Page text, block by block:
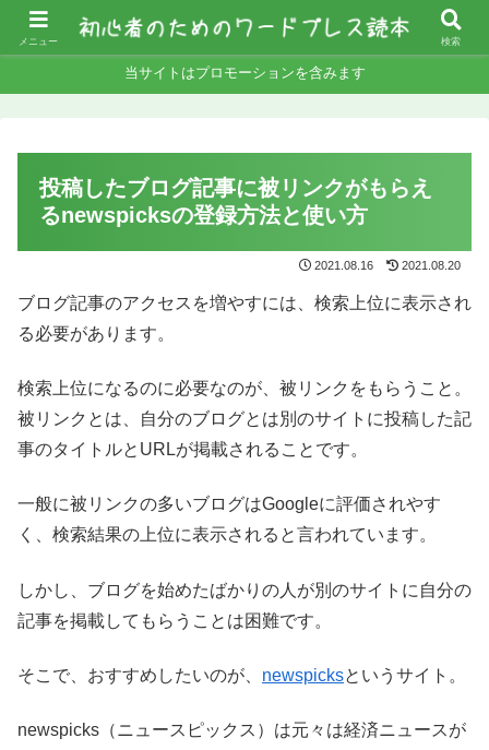
WordPressの使い方をわかりやすく解説しています！
当サイトはプロモーションを含みます
投稿したブログ記事に被リンクがもらえ
るnewspicksの登録方法と使い方
2021.08.16 2021.08.20
ブログ記事のアクセスを増やすには、検索上位に表示され
る必要があります。
検索上位になるのに必要なのが、被リンクをもらうこと。
被リンクとは、自分のブログとは別のサイトに投稿した記
事のタイトルとURLが掲載されることです。
一般に被リンクの多いブログはGoogleに評価されやす
く、検索結果の上位に表示されると言われています。
しかし、ブログを始めたばかりの人が別のサイトに自分の
記事を掲載してもらうことは困難です。
そこで、おすすめしたいのが、 newspicksというサイト。
newspicks（ニュースピックス）は元々は経済ニュースが
メニュー 検索